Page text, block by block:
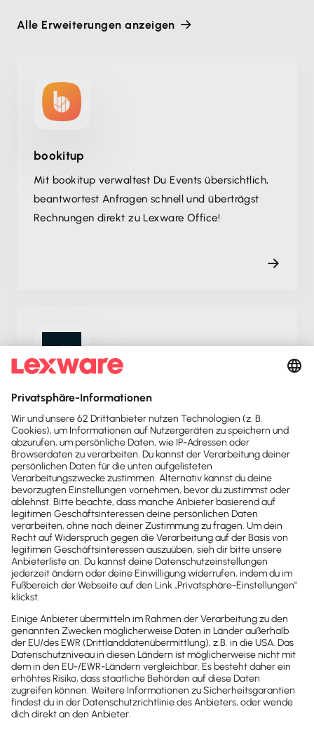
Alle Erweiterungen anzeigen
bookitup
Mit bookitup verwaltest Du Events übersichtlich,
beantwortest Anfragen schnell und überträgst
Rechnungen direkt zu Lexware Office!
YouLend
Schnelle & flexible Finanzierungen für Dein
Business: Mit YouLend & Lexware Office Werbung
schalten oder Räume renovieren!
Tellie
CRM mit Abo-Abrechnung, Mahnwesen und
Lexware Office Integration für KMU.